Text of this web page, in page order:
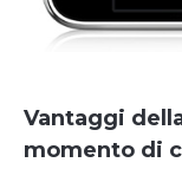
Vantaggi
momento di